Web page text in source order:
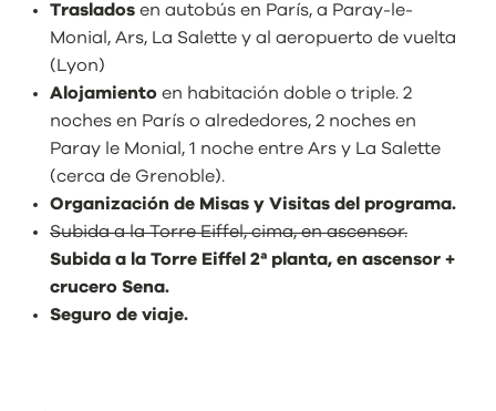
Traslados en autobús en París, a Paray-le-
Monial, Ars, La Salette y al aeropuerto de vuelta
(Lyon)
Alojamiento en habitación doble o triple. 2
noches en París o alrededores, 2 noches en
Paray le Monial, 1 noche entre Ars y La Salette
(cerca de Grenoble).
Organización de Misas y Visitas del programa.
Subida a la Torre Eiffel, cima, en ascensor.
Subida a la Torre Eiffel 2ª planta, en ascensor +
crucero Sena.
Seguro de viaje.